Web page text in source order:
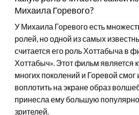
Михаила Горевого?
У Михаила Горевого есть
ролей, но одной из самых
считается его роль Хоттабыча в
Хоттабыч». Этот фильм является
многих поколений и Горевой смог
воплотить на экране образ
принесла ему большую
зрителей.